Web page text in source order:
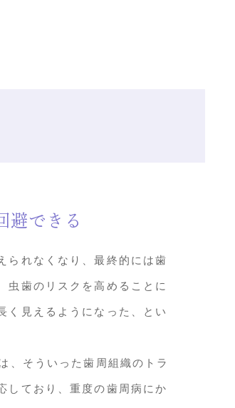
避できる
られなくなり、最終的には歯
虫歯のリスクを高めることに
く見えるようになった、とい
、そういった歯周組織のトラ
しており、重度の歯周病にか